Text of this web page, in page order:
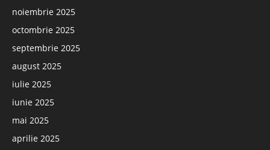
noiembrie 2025
octombrie 2025
septembrie 2025
august 2025
iulie 2025
iunie 2025
mai 2025
aprilie 2025